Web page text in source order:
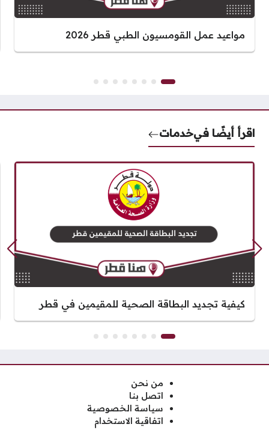
مواعيد عمل القومسيون الطبي قطر 2026
اقرأ أيضًا فيخدمات
كيفية تجديد البطاقة الصحية للمقيمين في قطر
من نحن
اتصل بنا
سياسة الخصوصية
اتفاقية الاستخدام